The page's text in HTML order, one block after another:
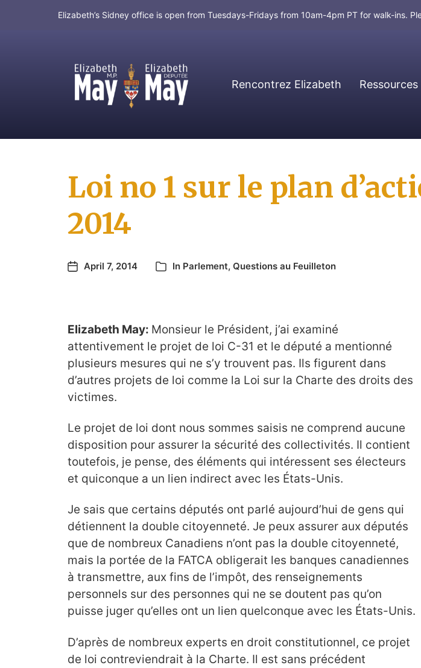
Elizabeth’s Sidney office is open from Tuesdays-Fridays from 10am-4pm PT for walk-ins.
MP for Saanich and Gulf Islands Rencontrez Elizabeth Ressources
Loi no 1 sur le plan
2014
April 7, 2014 In Parlement, Questions au Feuilleton
Elizabeth May: Monsieur le Président, j’ai examiné
attentivement le projet de loi C-31 et le député a mentionné
plusieurs mesures qui ne s’y trouvent pas. Ils figurent dans
d’autres projets de loi comme la Loi sur la Charte des droits des
victimes.
Le projet de loi dont nous sommes saisis ne comprend aucune
disposition pour assurer la sécurité des collectivités. Il contient
toutefois, je pense, des éléments qui intéressent ses électeurs
et quiconque a un lien indirect avec les États-Unis.
Je sais que certains députés ont parlé aujourd’hui de gens qui
détiennent la double citoyenneté. Je peux assurer aux députés
que de nombreux Canadiens n’ont pas la double citoyenneté,
mais la portée de la FATCA obligerait les banques canadiennes
à transmettre, aux fins de l’impôt, des renseignements
personnels sur des personnes qui ne se doutent pas qu’on
puisse juger qu’elles ont un lien quelconque avec les États-Unis.
D’après de nombreux experts en droit constitutionnel, ce projet
de loi contreviendrait à la Charte. Il est sans précédent